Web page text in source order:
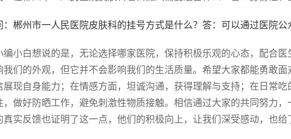
：郴州市一人民医院皮肤科的挂号方式是什么？答：可以通过医院公
编小白想说的是，无论选择哪家医院，保持积极乐观的心态，配合
我们的外观，但它并不会影响我们的生活质量。希望大家都能勇敢
展现自身能力；在情感方面，坦诚沟通，获得理解与支持；在日常
，做好防晒工作，避免刺激性物质接触。相信通过大家的共同努力
真实反馈也证明了这一点，他们的积极向上，让我们深受感动，也给